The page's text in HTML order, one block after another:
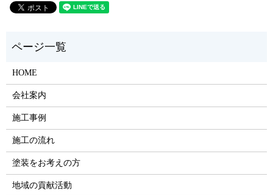
HOME
会社案内
施工事例
施工の流れ
塗装をお考えの方
地域の貢献活動